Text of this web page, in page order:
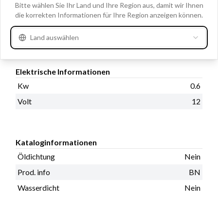
with Thread 0, Anzahl der Zähne 9
Produktinformationen
Elektrische Informationen
Kw
0.6
Volt
12
Kataloginformationen
Öldichtung
Nein
Prod. info
BN
Wasserdicht
Nein
Bitte wählen Sie Ihr Land und Ihre Region aus, damit wir Ihnen
die korrekten Informationen für Ihre Region anzeigen können.
Land auswählen